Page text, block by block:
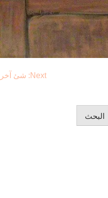
Next: شئ آخر
البحث